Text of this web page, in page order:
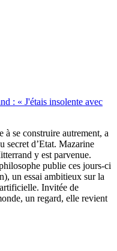
: « J'étais insolente avec
se construire autrement, a
secret d’Etat. Mazarine
y est parvenue.
publie ces jours-ci
un essai ambitieux sur la
Invitée de
un regard, elle revient